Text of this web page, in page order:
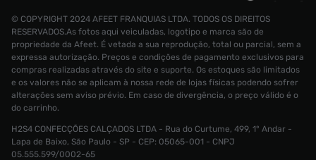
© COPYRIGHT 2024 AFEET FRANQUIAS LTDA. TODOS OS DIREITOS
RESERVADOS.As fotos aqui veiculadas, logotipo e marca são de
propriedade da Afeet. É vetada a sua reprodução, total ou parcial, sem a
expressa autorização. Preços e condições de pagamento exclusivos para
compras realizadas através do site e suporte. Os estoques são limitados
e os valores não se aplicam à nossa rede de lojas físicas podendo sofrer
alterações sem aviso prévio. Em caso de divergência, o preço válido é o
do carrinho.
H2S4 CONFECÇÕES CALÇADOS LTDA - Rua do Curtume, 499, 1° Andar -
Lapa de Baixo, São Paulo - SP - CEP: 05065-001 - CNPJ
05.555.599/0002-65